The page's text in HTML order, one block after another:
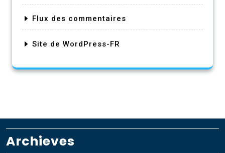
Flux des commentaires
Site de WordPress-FR
Archieves